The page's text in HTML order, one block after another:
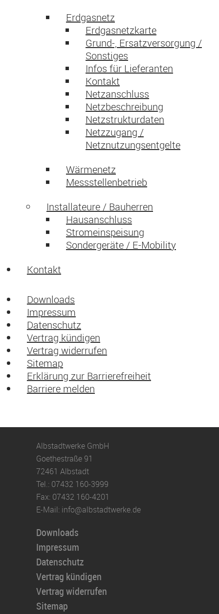
Erdgasnetz
Erdgasnetzkarte
Grund-, Ersatzversorgung /
Sonstiges
Infos für Lieferanten
Kontakt
Netzanschluss
Netzbeschreibung
Netzstrukturdaten
Netzzugang /
Netznutzungsentgelte
Wärmenetz
Messstellenbetrieb
Installateure / Bauherren
Hausanschluss
Stromeinspeisung
Sondergeräte / E-Mobility
Kontakt
Downloads
Impressum
Datenschutz
Vertrag kündigen
Vertrag widerrufen
Sitemap
Erklärung zur Barrierefreiheit
Barriere melden
Albstadtwerke GmbH
Goethestraße 91
72461 Albstadt
Tel.: 07432 160-3999
Fax: 07432 160-4201
E-Mail: info@albstadtwerke.de
Downloads
Impressum
Datenschutz
Vertrag kündigen
Vertrag widerrufen
Sitemap